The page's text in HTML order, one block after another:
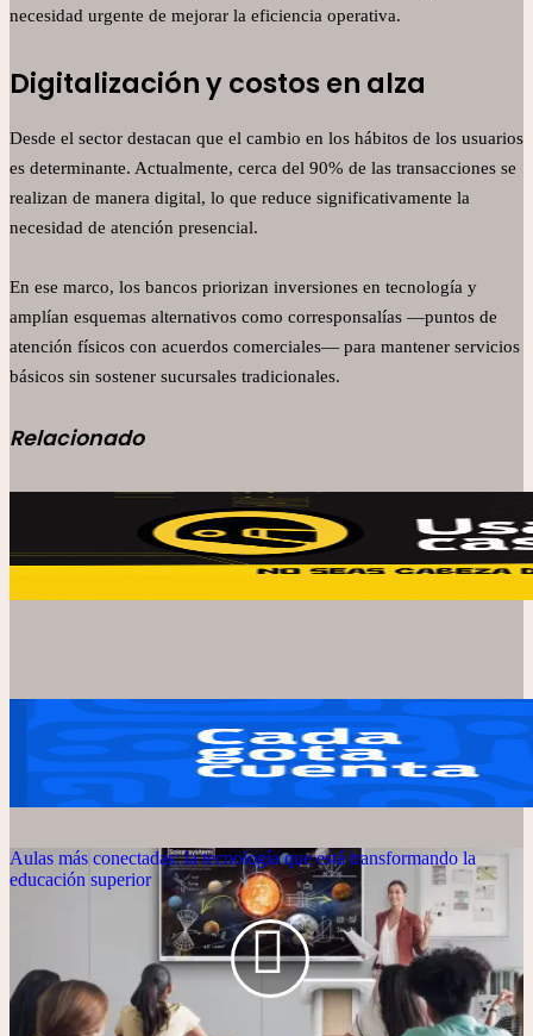
necesidad urgente de mejorar la eficiencia operativa.
Digitalización y costos en alza
Desde el sector destacan que el cambio en los hábitos de los usuarios
es determinante. Actualmente, cerca del 90% de las transacciones se
realizan de manera digital, lo que reduce significativamente la
necesidad de atención presencial.
En ese marco, los bancos priorizan inversiones en tecnología y
amplían esquemas alternativos como corresponsalías —puntos de
atención físicos con acuerdos comerciales— para mantener servicios
básicos sin sostener sucursales tradicionales.
Relacionado
Aulas más conectadas: la tecnología que está transformando la
educación superior